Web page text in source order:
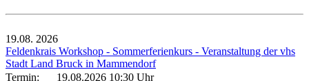
19.08. 2026
Feldenkrais Workshop - Sommerferienkurs - Veranstaltung der vhs
Stadt Land Bruck in Mammendorf
Termin:
19.08.2026 10:30 Uhr